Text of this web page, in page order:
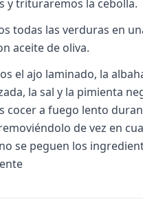
y trituraremos la cebolla.
todas las verduras en
aceite de oliva.
el ajo laminado, la
la sal y la pimienta
cocer a fuego lento
de vez en
se peguen los